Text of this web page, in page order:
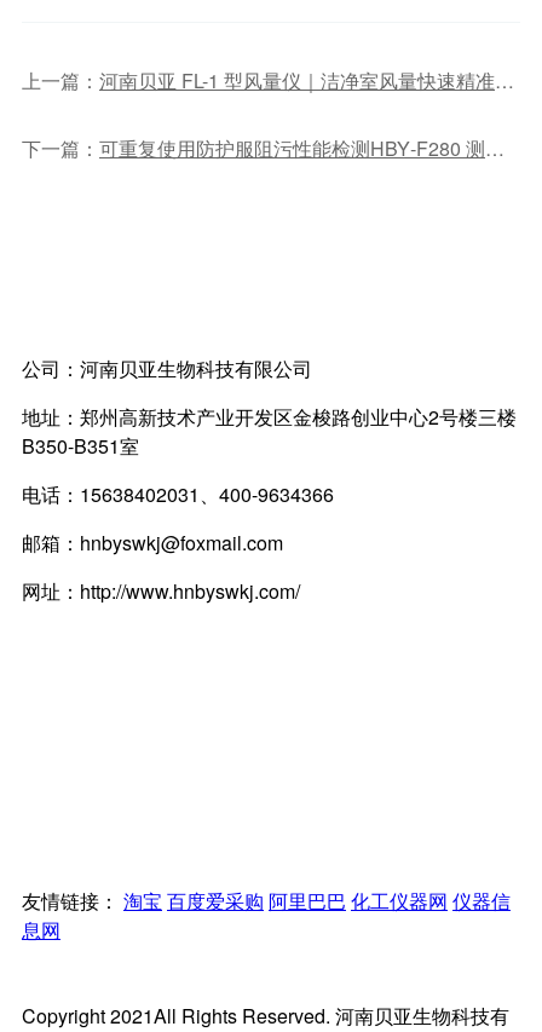
上一篇： 河南贝亚 FL-1 型风量仪｜洁净室风量快速精准测量
下一篇： 可重复使用防护服阻污性能检测HBY‑F280 测试仪技术指南
公司： 河南贝亚生物科技有限公司
地址： 郑州高新技术产业开发区金梭路创业中心2号楼三楼
B350-B351室
电话： 15638402031、400-9634366
邮箱： hnbyswkj@foxmail.com
网址： http://www.hnbyswkj.com/
友情链接： 淘宝 百度爱采购 阿里巴巴 化工仪器网 仪器信
息网
Copyright 2021All Rights Reserved. 河南贝亚生物科技有